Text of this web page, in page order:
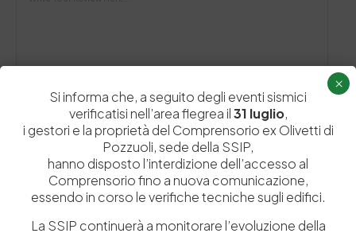
Salva il mio nome, email e sito web in questo browser per la
Si informa che, a seguito degli eventi sismici
verificatisi nell’area flegrea il31 luglio,
i gestori e la proprietà del Comprensorio ex Olivetti di
Pozzuoli, sede della SSIP,
hanno disposto l’interdizione dell’accesso al
Comprensorio fino a nuova comunicazione,
essendo in corso le verifiche tecniche sugli edifici.
La SSIP continuerà a monitorare l’evoluzione della
×